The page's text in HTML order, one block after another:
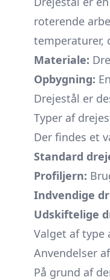
roterende
temperaturer,
Materiale:
Opbygning:
Drejestål er
Typer af
Der findes et
Standard
Profiljern:
Indvendige
Udskiftelige
Valget af type
Anvendelser
På grund af